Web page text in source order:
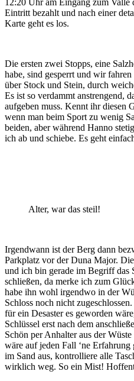
12:20 Uhr am Eingang zum Valle
Eintritt bezahlt und nach einer
Karte geht es los.
Die ersten zwei Stopps, eine
habe, sind gesperrt und wir
über Stock und Stein, durch
Es ist so verdammt anstrengend,
aufgeben muss. Kennt ihr diesen
wenn man beim Sport zu wenig
beiden, aber während Hanno
ich ab und schiebe. Es geht
Alter, war das steil!
Irgendwann ist der Berg dann
Parkplatz vor der Duna Major.
und ich bin gerade im Begriff das
schließen, da merke ich zum
habe ihn wohl irgendwo in der
Schloss noch nicht
für ein Desaster es geworden
Schlüssel erst nach dem
Schön per Anhalter aus der
wäre auf jeden Fall ‘ne
im Sand aus, kontrolliere alle
wirklich weg. So ein Mist!